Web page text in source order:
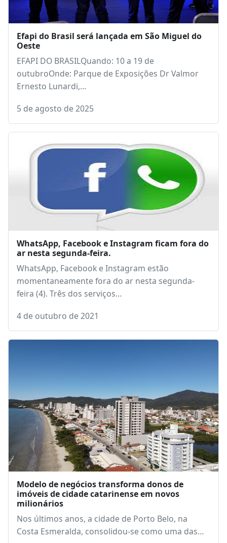
Efapi do Brasil será lançada em São Miguel do
Oeste
EFAPI DO BRASILQuando: 10 a 19 de
outubroOnde: Parque de Exposições Dr Valmor
Ernesto Lunardi,…
5 de agosto de 2025
WhatsApp, Facebook e Instagram ficam fora do
ar nesta segunda-feira.
WhatsApp, Facebook e Instagram estão
momentaneamente fora do ar nesta segunda-
feira (4). Três dos serviços…
4 de outubro de 2021
Modelo de negócios transforma donos de
imóveis de cidade catarinense em novos
milionários
Nos últimos anos, a cidade de Porto Belo, na
Costa Esmeralda, consolidou-se como uma das…